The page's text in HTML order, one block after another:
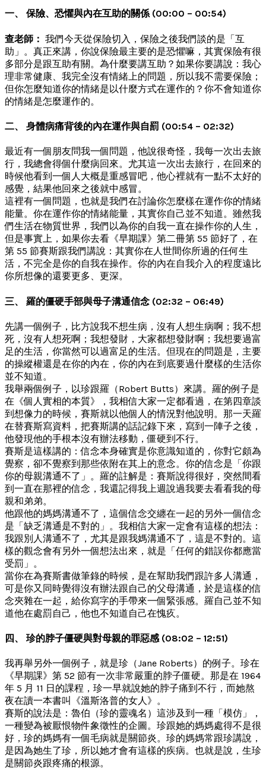
一、 保險、恐懼與內在互助的關係 (00:00 – 00:54)
查老師： 我們今天從保險切入，保險之後我們談的是「互
助」。真正來講，你說保險最主要的是恐懼嘛，其實保險有很
多部分是跟互助有關。為什麼要講互助？如果你要講說：我心
理非常健康、我完全沒有情緒上的問題，所以我不需要保險；
但你怎麼知道你的情緒是以什麼方式在運作的？你不會知道你
的情緒是怎麼運作的。
二、 身體病痛背後的內在運作與自罰 (00:54 – 02:32)
最近有一個朋友問我一個問題，他說很奇怪，我每一次出去旅
行，我總會得個什麼病回來。尤其這一次出去旅行，在回來的
時候他看到一個人大概是重感冒吧，他心裡就有一點不太好的
感覺，結果他回來之後就中感冒。
這裡有一個問題，也就是我們在討論你怎麼樣在運作你的情緒
能量。你在運作你的情緒能量，其實你自己並不知道。雖然我
們生活在物質世界，我們以為你的自我一直在操作你的人生，
但是事實上，如果你去看《早期課》第二冊第 55 節好了，在
第 55 節賽斯跟我們講說：其實你在人世間你所過的任何生
活，不完全是你的自我在操作。你的內在自我介入的程度遠比
你所想像的還要更多、更深。
三、 羅的僵硬手部與母子溝通信念 (02:32 – 06:49)
先講一個例子，比方說我不想生病，沒有人想生病啊；我不想
死，沒有人想死啊；我想發財，大家都想發財啊；我想要過富
足的生活，你當然可以過富足的生活。但現在的問題是，主要
的操縱權還是在你的內在，你的內在到底要過什麼樣的生活你
並不知道。
我舉兩個例子，以珍跟羅（Robert Butts）來講。羅的例子是
在《個人實相的本質》，我相信大家一定都看過，在第四章談
到想像力的時候，賽斯就以他個人的情況對他說明。那一天羅
在替賽斯寫資料，把賽斯講的話記錄下來，寫到一陣子之後，
他發現他的手根本沒有辦法移動，僵硬到不行。
賽斯是這樣講的：信念本身確實是你意識知道的，你對它頗為
覺察，卻不覺察到那些依附在其上的意念。你的信念是「你跟
你的母親溝通不了」。羅的註解是：賽斯說得很好，突然間看
到一直在那裡的信念，我還記得我上週說過我要去看看我的母
親和弟弟。
他跟他的媽媽溝通不了，這個信念交纏在一起的另外一個信念
是「缺乏溝通是不對的」。我相信大家一定會有這樣的想法：
我跟別人溝通不了，尤其是跟我媽溝通不了，這是不對的。這
樣的觀念會有另外一個想法出來，就是「任何的錯誤你都應當
受罰」。
當你在為賽斯書做筆錄的時候，是在幫助我們跟許多人溝通，
可是你又同時覺得沒有辦法跟自己的父母溝通，於是這樣的信
念夾雜在一起，給你寫字的手帶來一個緊張感。羅自己並不知
道他在處罰自己，他也不知道自己在愧疚。
四、 珍的脖子僵硬與對母親的罪惡感 (08:02 – 12:51)
我再舉另外一個例子，就是珍（Jane Roberts）的例子。珍在
《早期課》第 52 節有一次非常嚴重的脖子僵硬。那是在 1964
年 5 月 11 日的課程，珍一早就說她的脖子痛到不行，而她熬
夜在讀一本書叫《溫斯洛普的女人》。
賽斯的說法是：魯伯（珍的靈魂名）這涉及到一種「模仿」，
一種變為被厭恨物件象徵性的企圖。珍跟她的媽媽處得不是很
好，珍的媽媽有一個毛病就是關節炎。珍的媽媽常跟珍講說，
是因為她生了珍，所以她才會有這樣的疾病。也就是說，生珍
是關節炎跟疼痛的根源。